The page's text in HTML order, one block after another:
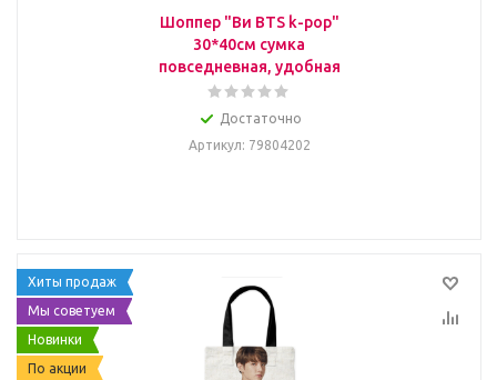
Шоппер "Ви BTS k-pop"
30*40см сумка
повседневная, удобная
Достаточно
Артикул: 79804202
Хиты продаж
Мы советуем
Новинки
По акции